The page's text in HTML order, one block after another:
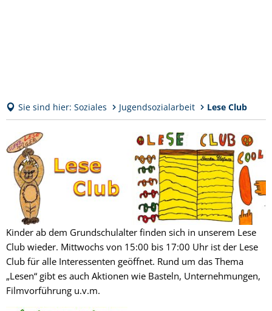
Sie sind hier: Soziales Jugendsozialarbeit Lese Club
Lese
Club
Kinder ab dem Grundschulalter finden sich in unserem Lese
Club wieder. Mittwochs von 15:00 bis 17:00 Uhr ist der Lese
Club für alle Interessenten geöffnet. Rund um das Thema
„Lesen“ gibt es auch Aktionen wie Basteln, Unternehmungen,
Filmvorführung u.v.m.